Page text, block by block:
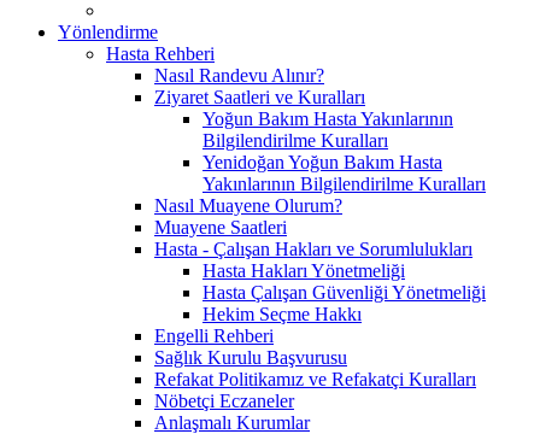
Yönlendirme
Hasta Rehberi
Nasıl Randevu Alınır?
Ziyaret Saatleri ve Kuralları
Yoğun Bakım Hasta Yakınlarının
Bilgilendirilme Kuralları
Yenidoğan Yoğun Bakım Hasta
Yakınlarının Bilgilendirilme Kuralları
Nasıl Muayene Olurum?
Muayene Saatleri
Hasta - Çalışan Hakları ve Sorumlulukları
Hasta Hakları Yönetmeliği
Hasta Çalışan Güvenliği Yönetmeliği
Hekim Seçme Hakkı
Engelli Rehberi
Sağlık Kurulu Başvurusu
Refakat Politikamız ve Refakatçi Kuralları
Nöbetçi Eczaneler
Anlaşmalı Kurumlar